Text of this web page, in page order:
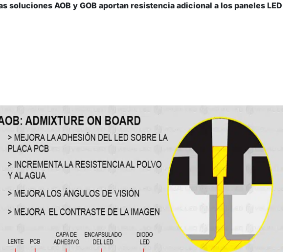
soluciones AOB y GOB aportan resistencia adicional a los paneles LED